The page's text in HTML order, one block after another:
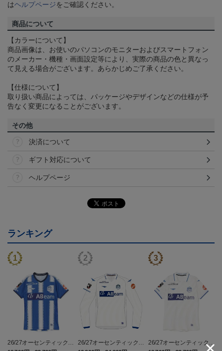
はヘルプページをご確認ください。
商品について
【カラーについて】
商品画像は、お使いのパソコンのモニターおよびスマートフォン
のメーカー・機種・画面設定等により、実際の商品の色と異なっ
て見える場合がございます。あらかじめご了承ください。
【仕様について】
取り扱い商品によっては、パッケージやデザインなどの仕様が予
告なく変更になることがございます。
その他
決済について
ギフト対応について
ヘルプページ
ランキング
26/27オーセンティックユ
26/27オーセンティックユ
26/27オーセンティックユ